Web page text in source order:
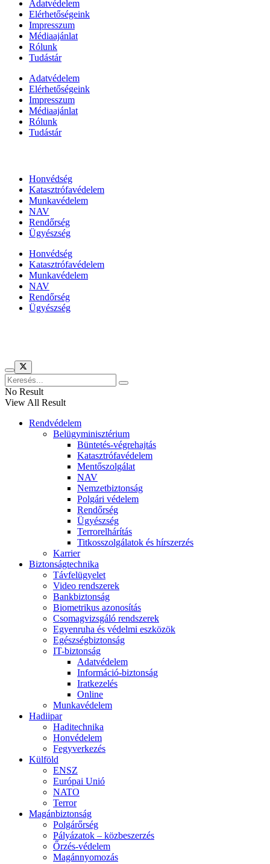
Adatvédelem
Elérhetőségeink
Impresszum
Médiaajánlat
Rólunk
Tudástár
Adatvédelem
Elérhetőségeink
Impresszum
Médiaajánlat
Rólunk
Tudástár
Honvédség
Katasztrófavédelem
Munkavédelem
NAV
Rendőrség
Ügyészség
Honvédség
Katasztrófavédelem
Munkavédelem
NAV
Rendőrség
Ügyészség
No Result
View All Result
Rendvédelem
Belügyminisztérium
Büntetés-végrehajtás
Katasztrófavédelem
Mentőszolgálat
NAV
Nemzetbiztonság
Polgári védelem
Rendőrség
Ügyészség
Terrorelhárítás
Titkosszolgálatok és hírszerzés
Karrier
Biztonságtechnika
Távfelügyelet
Video rendszerek
Bankbiztonság
Biometrikus azonosítás
Csomagvizsgáló rendszerek
Egyenruha és védelmi eszközök
Egészségbiztonság
IT-biztonság
Adatvédelem
Információ-biztonság
Iratkezelés
Online
Munkavédelem
Hadiipar
Haditechnika
Honvédelem
Fegyverkezés
Külföld
ENSZ
Európai Unió
NATO
Terror
Magánbiztonság
Polgárőrség
Pályázatok – közbeszerzés
Őrzés-védelem
Magánnyomozás